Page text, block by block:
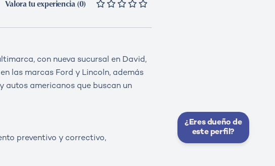
Valora tu experiencia (0)
con nueva sucursal en David,
las marcas Ford y Lincoln, además
autos americanos que buscan un
preventivo y correctivo,
¿Eres dueño de
este perfil?